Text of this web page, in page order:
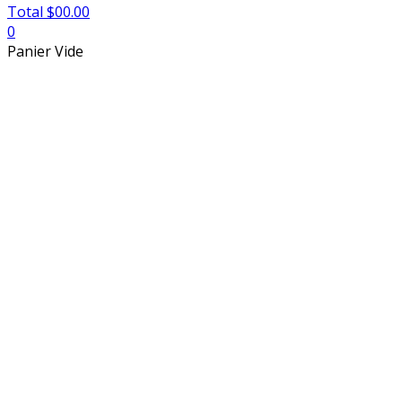
Total $00.00
0
Panier Vide